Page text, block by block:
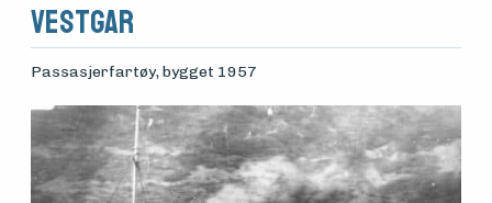
Vestgar
Passasjerfartøy, bygget 1957